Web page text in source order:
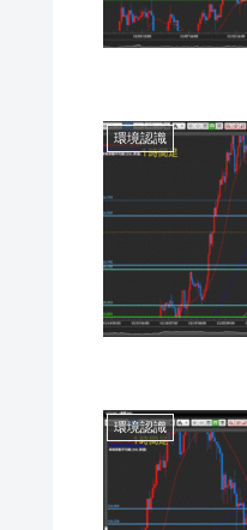
環境認識
環境認識